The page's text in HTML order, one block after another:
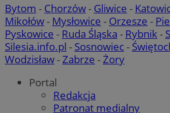
Bytom - Chorzów- Gliwice -
Mikołów- Mysłowice - Orzesze -
Pyskowice - Ruda Śląska - Rybnik -
Silesia.info.pl - Sosnowiec-
Wodzisław- Zabrze - Żory
Portal
Redakcja
Patronat medialny